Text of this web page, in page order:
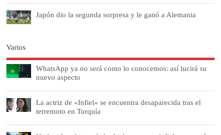
Japón dio la segunda sorpresa y le ganó a Alemania
Varios
WhatsApp ya no será como lo conocemos: así lucirá su
nuevo aspecto
La actriz de «Infiel» se encuentra desaparecida tras el
terremoto en Turquía